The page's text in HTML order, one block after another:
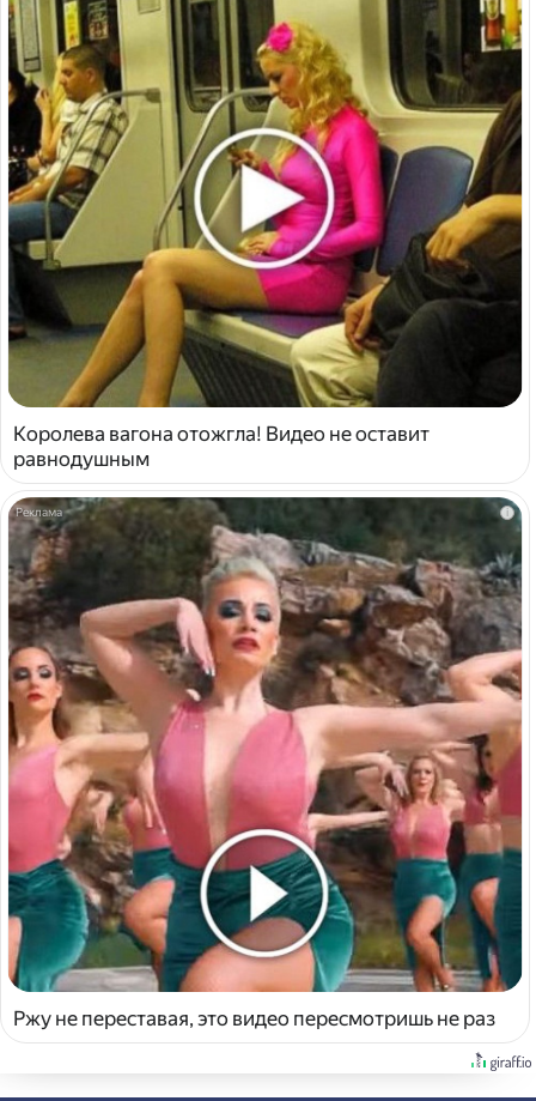
Королева вагона отожгла! Видео не оставит
равнодушным
i
Ржу не переставая, это видео пересмотришь не раз